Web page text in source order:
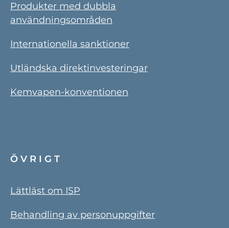
Produkter med dubbla
användningsområden
Internationella sanktioner
Utländska direktinvesteringar
Kemvapen-konventionen
ÖVRIGT
Lättläst om ISP
Behandling av personuppgifter